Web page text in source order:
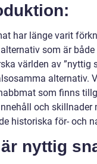
har länge varit
som är
världen av ”nyttig
alternativ.
som finns
och skillnader
historiska för- och
nyttig